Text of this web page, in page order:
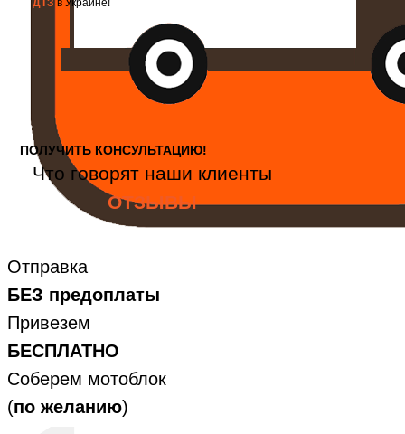
Отправка
БЕЗ предоплаты
Привезем
БЕСПЛАТНО
Соберем мотоблок
(по желанию)
ДТЗ в Украине!
ПОЛУЧИТЬ КОНСУЛЬТАЦИЮ!
Оставьте заявку для консультации с
Что говорят наши клиенты
ОТЗЫВЫ